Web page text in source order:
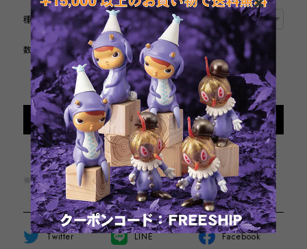
種類
数量
International shipping available
Add to cart
日本国内にお住まいの方向け
※この商品は1点までのご注文とさせていただきます。
Twitter LINE Facebook